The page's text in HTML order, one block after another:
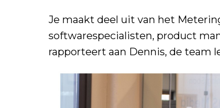
Je maakt deel uit van het
softwarespecialisten, product
rapporteert aan Dennis, de team